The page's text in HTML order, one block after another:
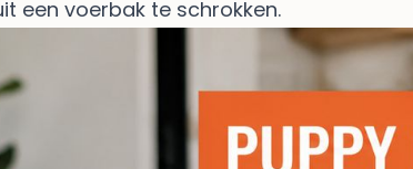
een voerbak te schrokken.